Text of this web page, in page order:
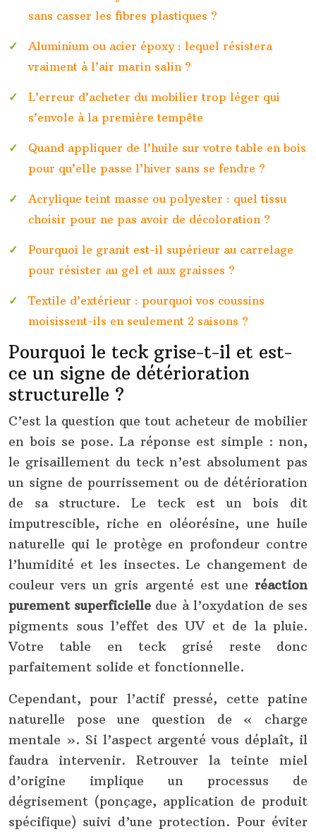
sans casser les fibres plastiques ?
Aluminium ou acier époxy : lequel résistera
vraiment à l’air marin salin ?
L’erreur d’acheter du mobilier trop léger qui
s’envole à la première tempête
Quand appliquer de l’huile sur votre table en bois
pour qu’elle passe l’hiver sans se fendre ?
Acrylique teint masse ou polyester : quel tissu
choisir pour ne pas avoir de décoloration ?
Pourquoi le granit est-il supérieur au carrelage
pour résister au gel et aux graisses ?
Textile d’extérieur : pourquoi vos coussins
moisissent-ils en seulement 2 saisons ?
Pourquoi le teck grise-t-il et est-
ce un signe de détérioration
structurelle ?
C’est la question que tout acheteur de mobilier
en bois se pose. La réponse est simple : non,
le grisaillement du teck n’est absolument pas
un signe de pourrissement ou de détérioration
de sa structure. Le teck est un bois dit
imputrescible, riche en oléorésine, une huile
naturelle qui le protège en profondeur contre
l’humidité et les insectes. Le changement de
couleur vers un gris argenté est une réaction
purement superficielle due à l’oxydation de ses
pigments sous l’effet des UV et de la pluie.
Votre table en teck grisé reste donc
parfaitement solide et fonctionnelle.
Cependant, pour l’actif pressé, cette patine
naturelle pose une question de « charge
mentale ». Si l’aspect argenté vous déplaît, il
faudra intervenir. Retrouver la teinte miel
d’origine implique un processus de
dégrisement (ponçage, application de produit
spécifique) suivi d’une protection. Pour éviter